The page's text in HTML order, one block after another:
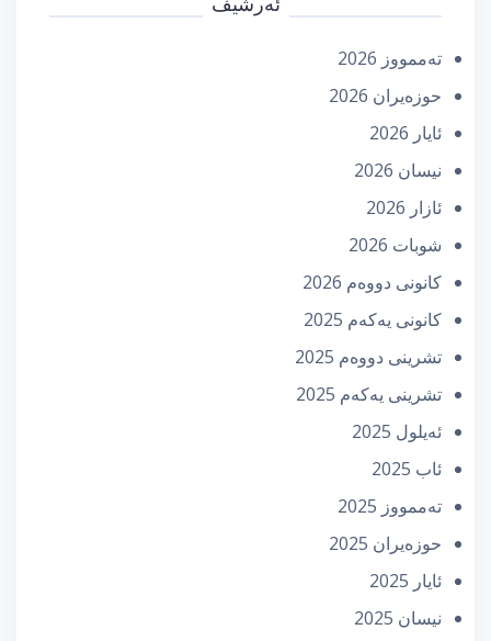
تەممووز 2026
حوزه‌یران 2026
ئایار 2026
نیسان 2026
ئازار 2026
شوبات 2026
كانونی دووه‌م 2026
كانونی یه‌كه‌م 2025
تشرینی دووه‌م 2025
تشرینی یه‌كه‌م 2025
ئه‌یلول 2025
ئاب 2025
تەممووز 2025
حوزه‌یران 2025
ئایار 2025
نیسان 2025